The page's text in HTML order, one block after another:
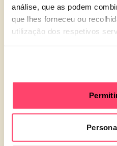
análise, que as podem
que lhes forneceu ou
utilização dos respetivos